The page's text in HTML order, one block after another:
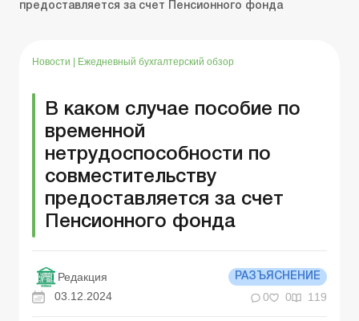
предоставляется за счет Пенсионного фонда
Новости Ежедневный бухгалтерский обзор
В каком случае пособие по
временной
нетрудоспособности по
совместительству
предоставляется за счет
Пенсионного фонда
Редакция РАЗЪЯСНЕНИЕ
03.12.2024 0 0 119